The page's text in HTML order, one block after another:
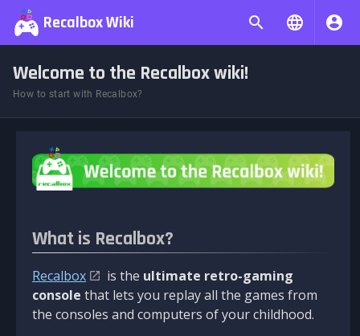
Recalbox Wiki
Welcome to the Recalbox wiki!
How to start with Recalbox?
What is Recalbox?
Recalbox is the ultimate retro-gaming
console that lets you replay all the games from
the consoles and computers of your childhood.